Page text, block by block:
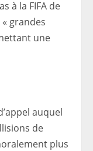
à la FIFA de
grandes
une
auquel
de
plus